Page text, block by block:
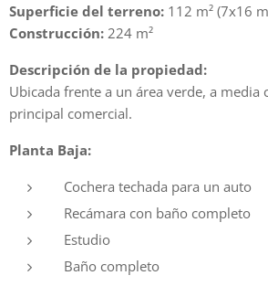
Superficie del terreno: 112 m² (7x16
Construcción: 224 m²
Descripción de la propiedad:
Ubicada frente a un área verde, a media
principal comercial.
Planta Baja:
Cochera techada para un auto
Recámara con baño completo
Estudio
Baño completo